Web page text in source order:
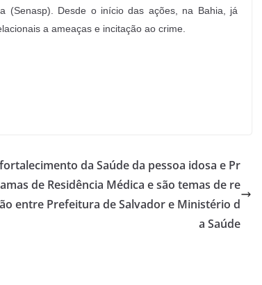
(Senasp). Desde o início das ações, na Bahia, já
a ameaças e incitação ao crime.
da Saúde da pessoa idosa e Pr
de Residência Médica e são temas de re
entre Prefeitura de Salvador e Ministério d
a Saúde